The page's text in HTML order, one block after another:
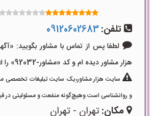
تلفن:09120602683
لطفا پس از تماس با مشاور بگویید:
هزار مشاور دیده ام و کد «مشاور-92032» را اعلام کنید»
سایت هزار مشاور،یک سایت تبلیغات تخصصی
و روانشناسی است وهیچ‌گونه منفعت و مسئولیتی در
مکان:تهران - تهران